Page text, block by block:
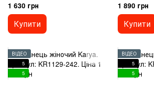
1 630 грн
Купити
1 890 грн
Купити
ВІДЕО
5
5
ВІДЕО
5
5